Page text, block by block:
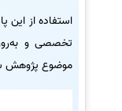
استفاده از این
تخصصی و
موضوع پژوهش